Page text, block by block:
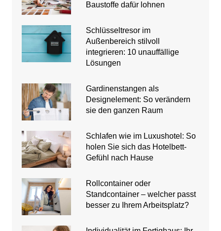
Baustoffe dafür lohnen
Schlüsseltresor im
Außenbereich stilvoll
integrieren: 10 unauffällige
Lösungen
Gardinenstangen als
Designelement: So verändern
sie den ganzen Raum
Schlafen wie im Luxushotel: So
holen Sie sich das Hotelbett-
Gefühl nach Hause
Rollcontainer oder
Standcontainer – welcher passt
besser zu Ihrem Arbeitsplatz?